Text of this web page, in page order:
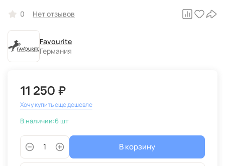
0 Нет отзывов
Favourite
Германия
11 250 ₽
Хочу купить еще дешевле
В наличии:6 шт
В корзину